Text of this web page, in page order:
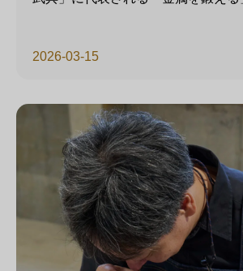
2026-03-15